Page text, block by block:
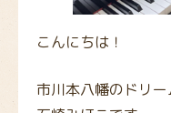
こんにちは！
市川本八幡のドリー